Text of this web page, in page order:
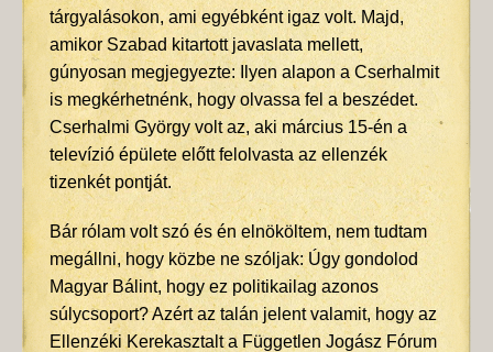
tárgyalásokon, ami egyébként igaz volt. Majd,
amikor Szabad kitartott javaslata mellett,
gúnyosan megjegyezte: Ilyen alapon a Cserhalmit
is megkérhetnénk, hogy olvassa fel a beszédet.
Cserhalmi György volt az, aki március 15-én a
televízió épülete előtt felolvasta az ellenzék
tizenkét pontját.
Bár rólam volt szó és én elnököltem, nem tudtam
megállni, hogy közbe ne szóljak: Úgy gondolod
Magyar Bálint, hogy ez politikailag azonos
súlycsoport? Azért az talán jelent valamit, hogy az
Ellenzéki Kerekasztalt a Független Jogász Fórum